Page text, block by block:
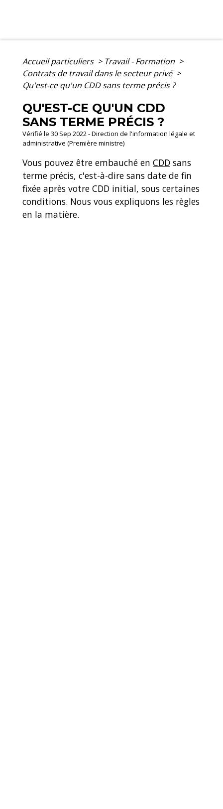
Accueil particuliers > Travail - Formation >
Contrats de travail dans le secteur privé >
Qu'est-ce qu'un CDD sans terme précis ?
QU'EST-CE QU'UN CDD
SANS TERME PRÉCIS ?
Vérifié le 30 Sep 2022 - Direction de l'information légale et
administrative (Première ministre)
Vous pouvez être embauché en CDD sans
terme précis, c'est-à-dire sans date de fin
fixée après votre CDD initial, sous certaines
conditions. Nous vous expliquons les règles
en la matière.